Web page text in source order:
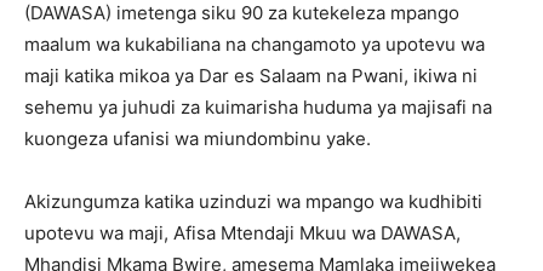
(DAWASA) imetenga siku 90 za kutekeleza mpango
maalum wa kukabiliana na changamoto ya upotevu wa
maji katika mikoa ya Dar es Salaam na Pwani, ikiwa ni
sehemu ya juhudi za kuimarisha huduma ya majisafi na
kuongeza ufanisi wa miundombinu yake.
Akizungumza katika uzinduzi wa mpango wa kudhibiti
upotevu wa maji, Afisa Mtendaji Mkuu wa DAWASA,
Mhandisi Mkama Bwire, amesema Mamlaka imejiwekea